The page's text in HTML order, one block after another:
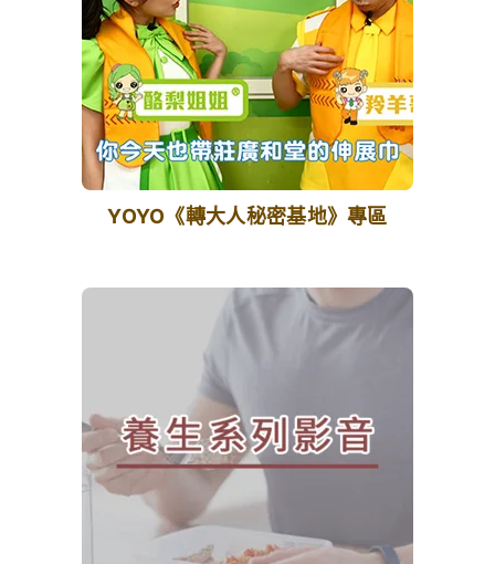
YOYO《轉大人秘密基地》專區